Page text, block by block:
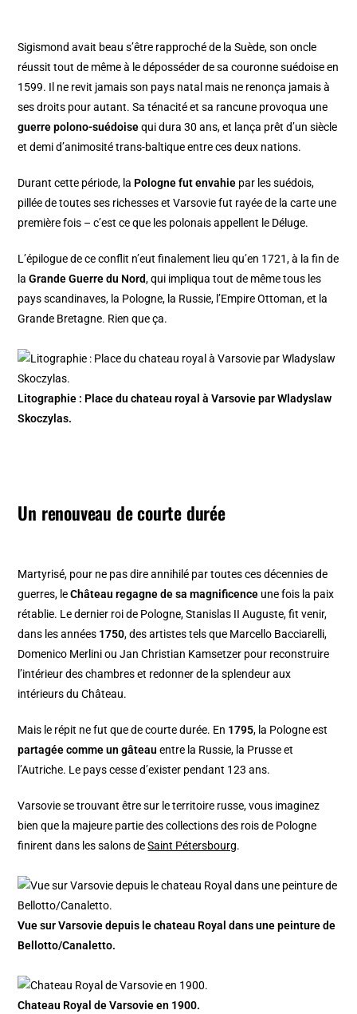
Sigismond avait beau s’être rapproché de la Suède, son oncle
réussit tout de même à le déposséder de sa couronne suédoise en
1599. Il ne revit jamais son pays natal mais ne renonça jamais à
ses droits pour autant. Sa ténacité et sa rancune provoqua une
guerre polono-suédoisequi dura 30 ans, et lança prêt d’un siècle
et demi d’animosité trans-baltique entre ces deux nations.
Durant cette période, la Pologne fut envahie par les suédois,
pillée de toutes ses richesses et Varsovie fut rayée de la carte une
première fois – c’est ce que les polonais appellent le Déluge.
L’épilogue de ce conflit n’eut finalement lieu qu’en 1721, à la fin de
laGrande Guerre du Nord, qui impliqua tout de même tous les
pays scandinaves, la Pologne, la Russie, l’Empire Ottoman, et la
Grande Bretagne. Rien que ça.
Litographie : Place du chateau royal à Varsovie par Wladyslaw
Skoczylas.
Un renouveau de courte durée
Martyrisé, pour ne pas dire annihilé par toutes ces décennies de
guerres, leChâteau regagne de sa magnificence une fois la paix
rétablie. Le dernier roi de Pologne, Stanislas II Auguste, fit venir,
dans les années 1750, des artistes tels que Marcello Bacciarelli,
Domenico Merlini ou Jan Christian Kamsetzer pour reconstruire
l’intérieur des chambres et redonner de la splendeur aux
intérieurs du Château.
Mais le répit ne fut que de courte durée. En 1795, la Pologne est
partagée comme un gâteau entre la Russie, la Prusse et
l’Autriche. Le pays cesse d’exister pendant 123 ans.
Varsovie se trouvant être sur le territoire russe, vous imaginez
bien que la majeure partie des collections des rois de Pologne
finirent dans les salons deSaint Pétersbourg.
Vue sur Varsovie depuis le chateau Royal dans une peinture de
Bellotto/Canaletto.
Chateau Royal de Varsovie en 1900.